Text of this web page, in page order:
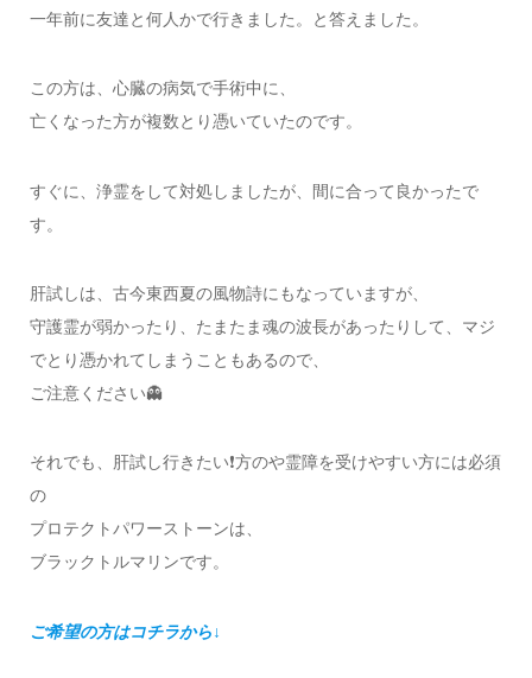
一年前に友達と何人かで行きました。と答えました。
この方は、心臓の病気で手術中に、
亡くなった方が複数とり憑いていたのです。
すぐに、浄霊をして対処しましたが、間に合って良かったで
す。
肝試しは、古今東西夏の風物詩にもなっていますが、
守護霊が弱かったり、たまたま魂の波長があったりして、マジ
でとり憑かれてしまうこともあるので、
ご注意ください👻
それでも、肝試し行きたい❗️方のや霊障を受けやすい方には必須
の
プロテクトパワーストーンは、
ブラックトルマリンです。
ご希望の方はコチラから↓